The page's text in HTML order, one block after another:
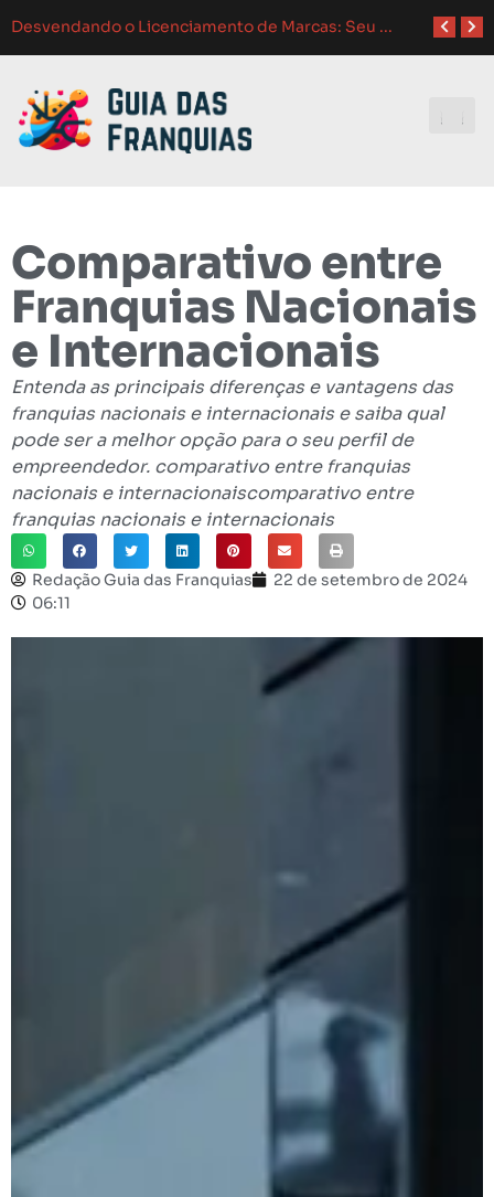
Como Adaptar Estratégias de Atendimento ao Cliente em Franquias: O Guia Completo para o SucessoMelhores Ferramentas de Gerenciamento para Franquias em 2024: Guia Completo
Como Franquias se Adaptam a Mudanças de Mercado: Guia Completo
Comparativo entre
Franquias Nacionais
e Internacionais
Entenda as principais diferenças e vantagens das
franquias nacionais e internacionais e saiba qual
pode ser a melhor opção para o seu perfil de
empreendedor. comparativo entre franquias
nacionais e internacionaiscomparativo entre
franquias nacionais e internacionais
Redação Guia das Franquias
22 de setembro de 2024
06:11